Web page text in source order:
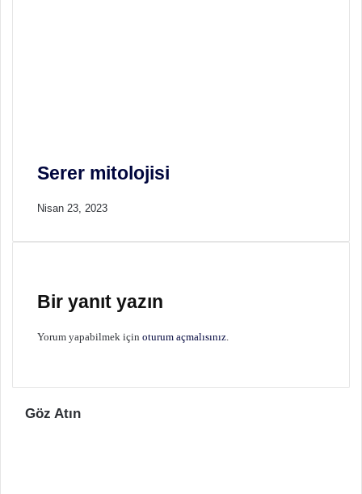
Serer mitolojisi
Nisan 23, 2023
Bir yanıt yazın
Yorum yapabilmek için oturum açmalısınız
Göz Atın